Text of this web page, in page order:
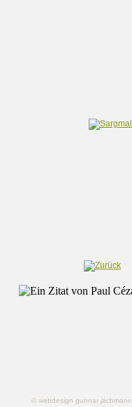
© webdesign gunnar jachmann